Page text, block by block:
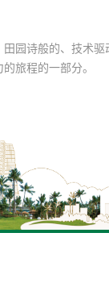
园诗般的、技术
旅程的一部分。